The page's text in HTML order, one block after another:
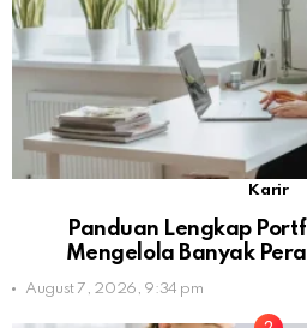
Karir
Panduan Lengkap
Mengelola Banyak
August 7, 2026, 9:34 pm